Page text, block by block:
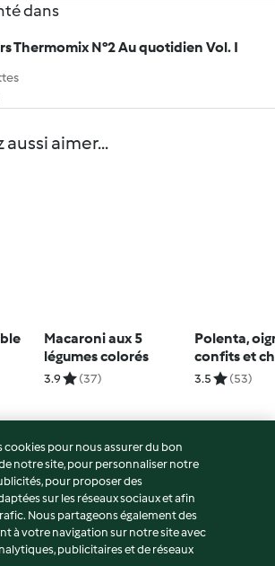
dans
Thermomix N°2 Au quotidien Vol. I
aimer...
Macaroni aux 5
légumes colorés
3.9 (37)
Polenta,
confits et
doux
3.5 (53)
cookies pour nous assurer du bon
notre site, pour personnaliser notre
pour proposer des
sur les réseaux sociaux et afin
Nous partageons également des
à votre navigation sur notre site avec
publicitaires et de réseaux